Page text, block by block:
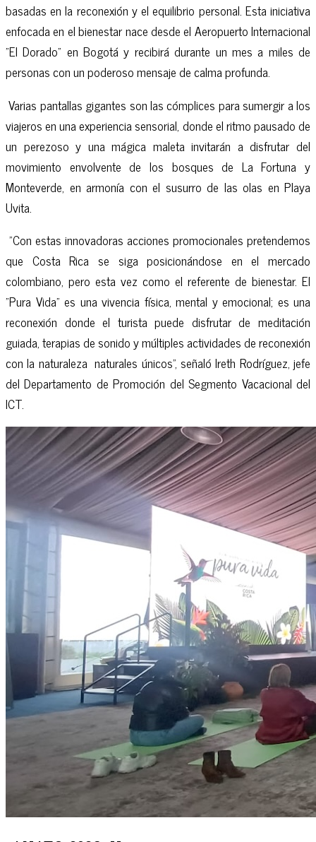
basadas en la reconexión y el equilibrio personal. Esta iniciativa
enfocada en el bienestar nace desde el Aeropuerto Internacional
"El Dorado" en Bogotá y recibirá durante un mes a miles de
personas con un poderoso mensaje de calma profunda.
Varias pantallas gigantes son las cómplices para sumergir a los
viajeros en una experiencia sensorial, donde el ritmo pausado de
un perezoso y una mágica maleta invitarán a disfrutar del
movimiento envolvente de los bosques de La Fortuna y
Monteverde, en armonía con el susurro de las olas en Playa
Uvita.
"Con estas innovadoras acciones promocionales pretendemos
que Costa Rica se siga posicionándose en el mercado
colombiano, pero esta vez como el referente de bienestar. El
"Pura Vida" es una vivencia física, mental y emocional; es una
reconexión donde el turista puede disfrutar de meditación
guiada, terapias de sonido y múltiples actividades de reconexión
con la naturaleza naturales únicos", señaló Ireth Rodríguez, jefe
del Departamento de Promoción del Segmento Vacacional del
ICT.